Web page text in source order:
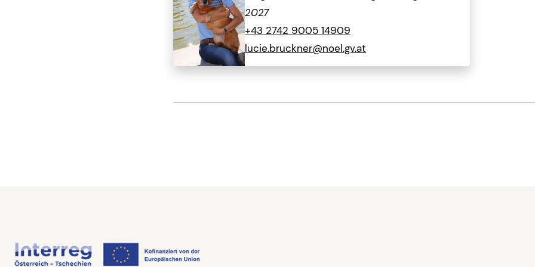
2027
+43 2742 9005 14909
lucie.bruckner@noel.gv.at